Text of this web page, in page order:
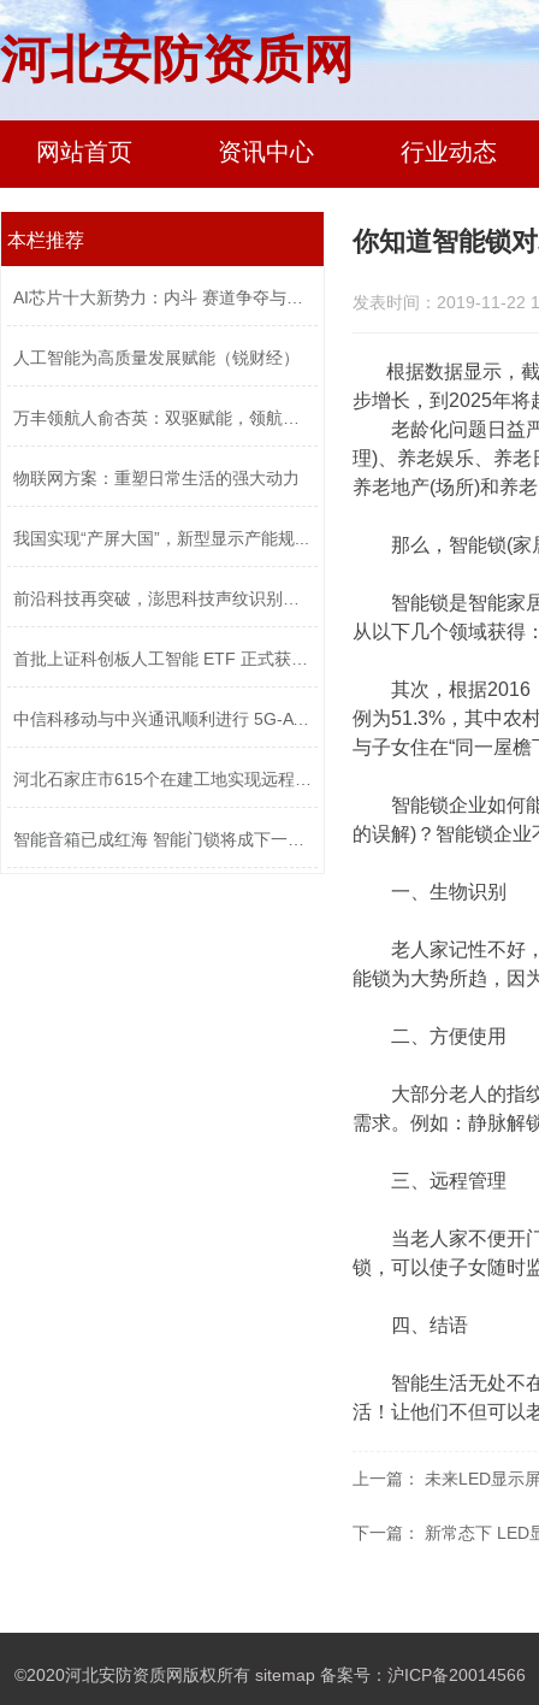
河北安防资质网
网站首页 资讯中心 行业动态
本栏推荐
人工智能为高质量发展赋能（锐财经）
物联网方案：重塑日常生活的强大动力
我国实现“产屏大国”，新型显示产能规...
中信科移动与中兴通讯顺利进行 5G-A 技...
你知道智能锁
发表时间：2019-11-22
根据数据显示，
步增长，到2025年将
老龄化问题日益严
理)、养老娱乐、养
养老地产(场所)和养
那么，智能锁(家居
智能锁是智能家居
从以下几个领域获得
其次，根据2016《
例为51.3%，其中农
与子女住在“同一屋
智能锁企业如何能
的误解)？智能锁企
一、生物识别
老人家记性不好，
能锁为大势所趋，因
二、方便使用
大部分老人的指纹
需求。例如：静脉解
三、远程管理
当老人家不便开门
锁，可以使子女随时
四、结语
智能生活无处不在
活！让他们不但可以
上一篇： 未来LED显示
下一篇： 新常态下 LED
©2020河北安防资质网版权所有 sitemap备案号： 沪ICP备20014566